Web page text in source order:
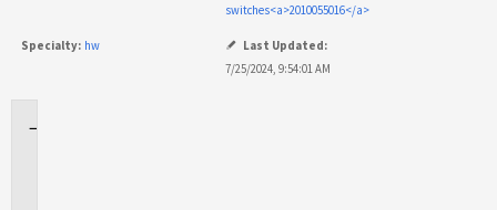
switches<a>2010055016</a>
Specialty: hw
Last Updated:
7/25/2024, 9:54:01 AM